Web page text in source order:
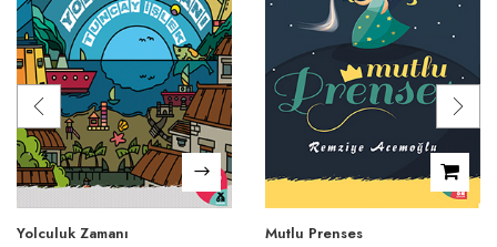
Yolculuk Zamanı
Mutlu Prenses